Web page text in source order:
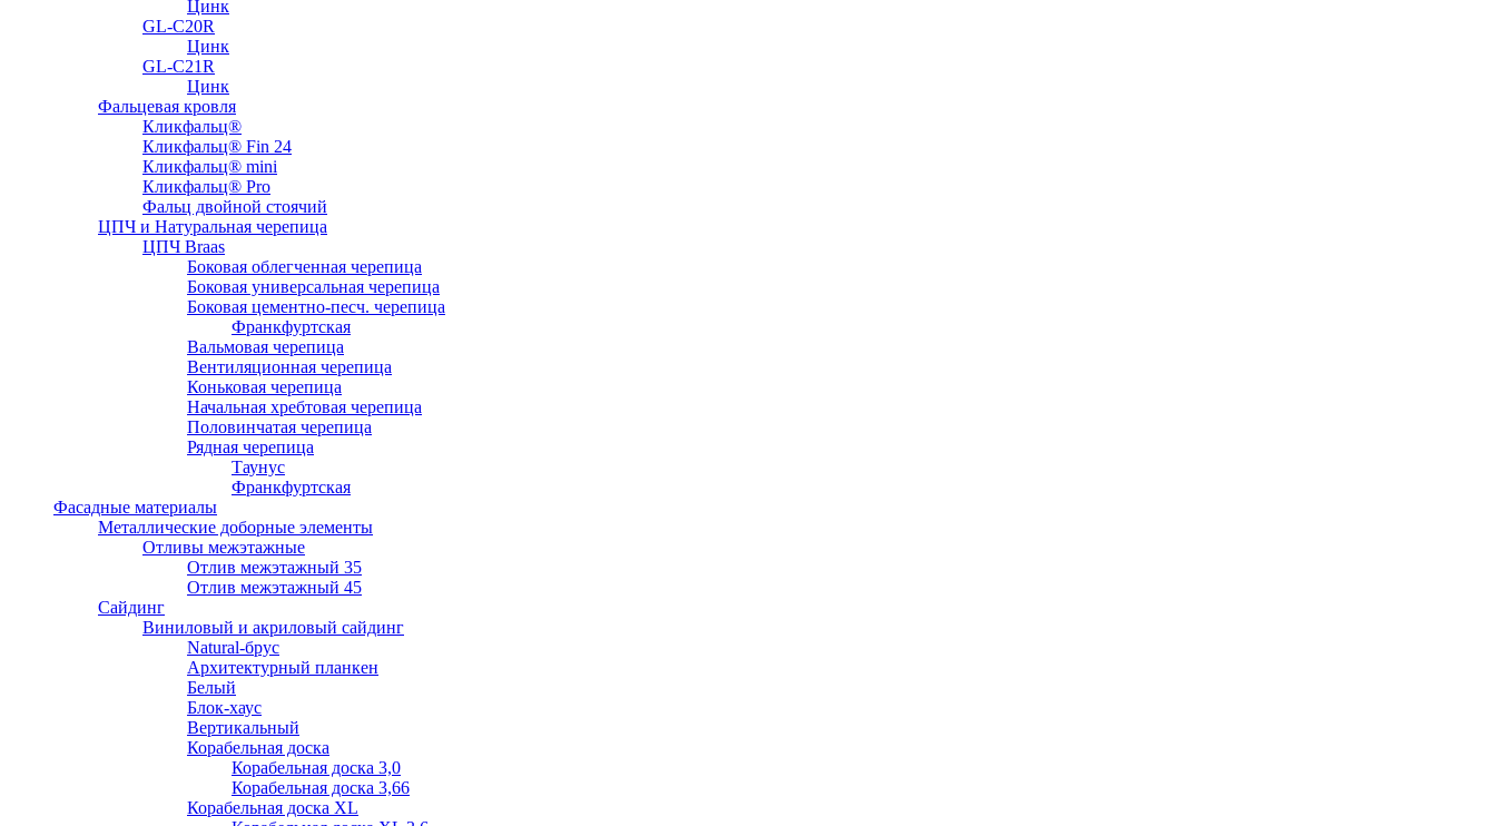
Цинк
GL-С20R
Цинк
GL-С21R
Цинк
Фальцевая кровля
Кликфальц®
Кликфальц® Fin 24
Кликфальц® mini
Кликфальц® Pro
Фальц двойной стоячий
ЦПЧ и Натуральная черепица
ЦПЧ Braas
Боковая облегченная черепица
Боковая универсальная черепица
Боковая цементно-песч. черепица
Франкфуртская
Вальмовая черепица
Вентиляционная черепица
Коньковая черепица
Начальная хребтовая черепица
Половинчатая черепица
Рядная черепица
Таунус
Франкфуртская
Фасадные материалы
Металлические доборные элементы
Отливы межэтажные
Отлив межэтажный 35
Отлив межэтажный 45
Сайдинг
Виниловый и акриловый сайдинг
Natural-брус
Архитектурный планкен
Белый
Блок-хаус
Вертикальный
Корабельная доска
Корабельная доска 3,0
Корабельная доска 3,66
Корабельная доска XL